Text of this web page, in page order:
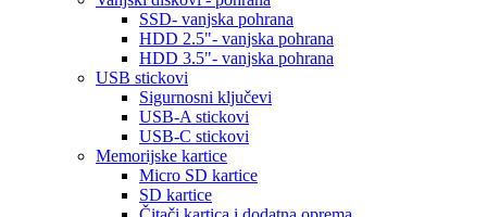
SSD- vanjska pohrana
HDD 2.5"- vanjska pohrana
HDD 3.5"- vanjska pohrana
USB stickovi
Sigurnosni ključevi
USB-A stickovi
USB-C stickovi
Memorijske kartice
Micro SD kartice
SD kartice